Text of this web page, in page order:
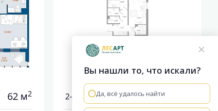
62 м2 2-комнатная 58.55 м
Вы нашли то, что искали?
Да, всё удалось найти